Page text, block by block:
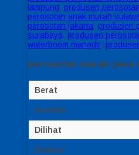
lampung, produsen
perosotan anak murah
perosotan jakarta, produsen
surabaya, produsen
waterboom manado,
perosotan murah jawa
Berat
Kondisi
Dilihat
Diskusi